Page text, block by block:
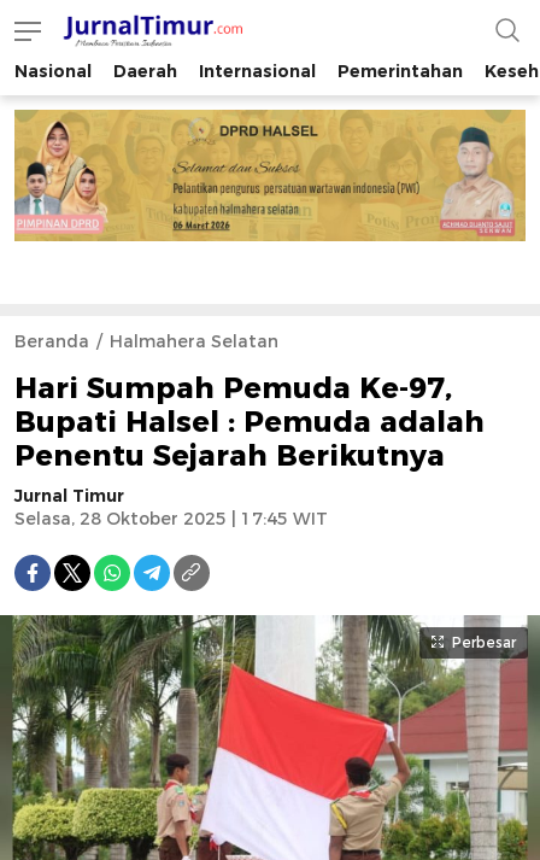
JurnalTimur.com
Membaca Peristiwa Indonesia
Nasional Daerah Internasional Pemerintahan
Beranda Halmahera Selatan
Hari Sumpah Pemuda Ke-97,
Bupati Halsel : Pemuda adalah
Penentu Sejarah Berikutnya
Jurnal Timur
Selasa, 28 Oktober 2025 | 17:45 WIT
Perbesar